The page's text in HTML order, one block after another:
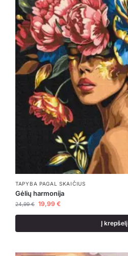
TAPYBA PAGAL SKAIČIUS
Gėlių harmonija
24,99€ 19,99 €
Į krepšelį